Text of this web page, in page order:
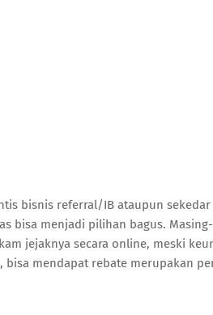
bisnis referral/IB ataupun
bisa menjadi pilihan bagus.
jejaknya secara online, meski
mendapat rebate merupakan